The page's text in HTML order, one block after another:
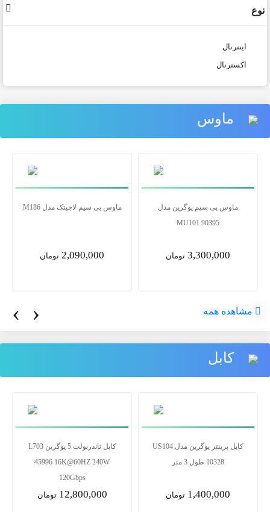
نوع
اینترنال
اکسترنال
ماوس
ماوس بی سیم یوگرین مدل
3,300,000 تومان
ماوس بی سیم یوگرین مدل
MU001 90372
2,355,000 تومان
‹ › مشاهده همه
کابل
کابل پرینتر یوگرین مدل US104
10328 طول 3 متر
1,400,000 تومان
کابل دیسپلی پورت 1.5 متری
یوگرین ورژن 1.4 DP114(80391)
2,500,000 تومان